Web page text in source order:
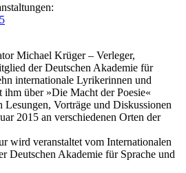
Michael Krüger – Verleger,
der Deutschen Akademie für
internationale Lyrikerinnen und
über »Die Macht der Poesie«
Lesungen, Vorträge und Diskussionen
2015 an verschiedenen Orten der
wird veranstaltet vom Internationalen
Deutschen Akademie für Sprache und